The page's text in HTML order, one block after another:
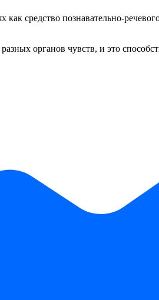
средство познавательно-
органов чувств, и это